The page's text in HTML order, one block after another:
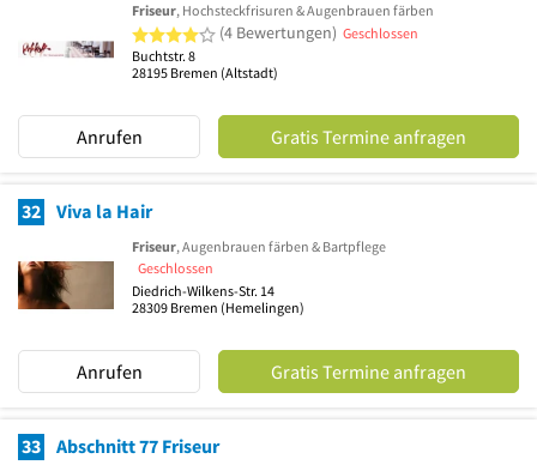
Friseur, Hochsteckfrisuren & Augenbrauen färben
4 von 5 Sternen
(4 Bewertungen) Geschlossen
Buchtstr. 8
28195 Bremen (Altstadt)
Anrufen Gratis Termine anfragen
32 Viva la Hair
Friseur, Augenbrauen färben & Bartpflege
Geschlossen
Diedrich-Wilkens-Str. 14
28309 Bremen (Hemelingen)
Anrufen Gratis Termine anfragen
33 Abschnitt 77 Friseur